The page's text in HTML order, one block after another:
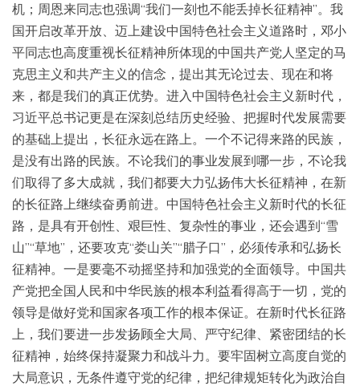
机；周恩来同志也强调“我们一刻也不能丢掉长征精神”。我
国开启改革开放、迈上建设中国特色社会主义道路时，邓小
平同志也高度重视长征精神所体现的中国共产党人坚定的马
克思主义和共产主义的信念，提出其无论过去、现在和将
来，都是我们的真正优势。进入中国特色社会主义新时代，
习近平总书记更是在深刻总结历史经验、把握时代发展需要
的基础上提出，长征永远在路上。一个不记得来路的民族，
是没有出路的民族。不论我们的事业发展到哪一步，不论我
们取得了多大成就，我们都要大力弘扬伟大长征精神，在新
的长征路上继续奋勇前进。中国特色社会主义新时代的长征
路，是具有开创性、艰巨性、复杂性的事业，还会遇到“雪
山”“草地”，还要攻克“娄山关”“腊子口”，必须传承和弘扬长
征精神。一是要毫不动摇坚持和加强党的全面领导。中国共
产党把全国人民和中华民族的根本利益看得高于一切，党的
领导是做好党和国家各项工作的根本保证。在新时代长征路
上，我们要进一步发扬顾全大局、严守纪律、紧密团结的长
征精神，始终保持凝聚力和战斗力。要牢固树立高度自觉的
大局意识，无条件遵守党的纪律，把纪律规矩转化为政治自